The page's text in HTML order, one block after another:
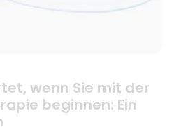
wenn Sie mit der
beginnen: Ein